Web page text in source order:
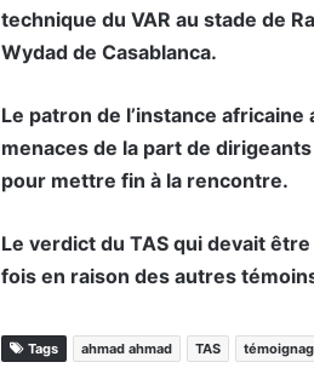
technique du VAR au stade de
Wydad de Casablanca.
Le patron de l’instance
menaces de la part de
pour mettre fin à la rencontre.
Le verdict du TAS qui devait
fois en raison des autres
Tags ahmad ahmad TAS